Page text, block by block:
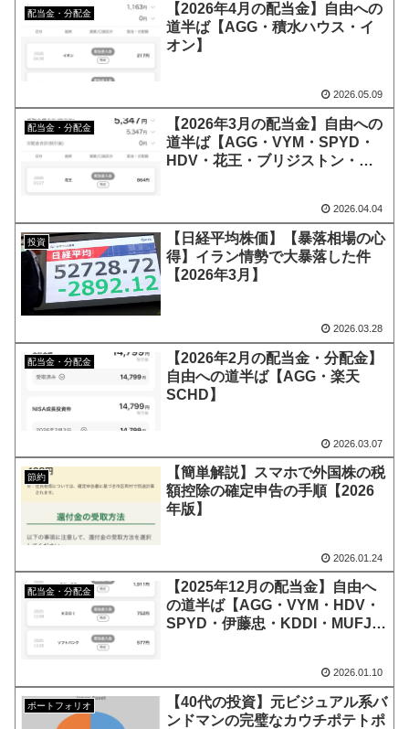
配当金・分配金
【2026年4月の配当金】自由への
道半ば【AGG・積水ハウス・イ
オン】
2026.05.09
配当金・分配金
【2026年3月の配当金】自由への
道半ば【AGG・VYM・SPYD・
HDV・花王・ブリジストン・
2026.04.04
投資
【日経平均株価】【暴落相場の心
得】イラン情勢で大暴落した件
【2026年3月】
2026.03.28
配当金・分配金
【2026年2月の配当金・分配金】
自由への道半ば【AGG・楽天
SCHD】
2026.03.07
節約
【簡単解説】スマホで外国株の税
額控除の確定申告の手順【2026
年版】
2026.01.24
配当金・分配金
【2025年12月の配当金】自由へ
の道半ば【AGG・VYM・HDV・
SPYD・伊藤忠・KDDI・MUFJ・
2026.01.10
ポートフォリオ
【40代の投資】元ビジュアル系バ
ンドマンの完璧なカウチポテトポ